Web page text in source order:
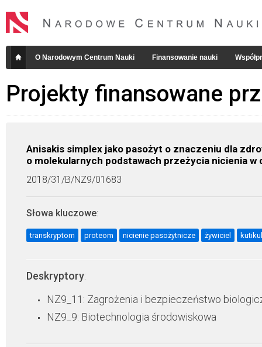
O Narodowym Centrum Nauki Finansowanie nauki
Projekty finansowane
Anisakis simplex jako pasożyt o znaczeniu dla
o molekularnych podstawach przeżycia nicienia w
2018/31/B/NZ9/01683
Słowa kluczowe:
transkryptom proteom nicienie pasożytnicze żywiciel
Deskryptory:
NZ9_11: Zagrożenia i bezpieczeństwo
NZ9_9: Biotechnologia środowiskowa